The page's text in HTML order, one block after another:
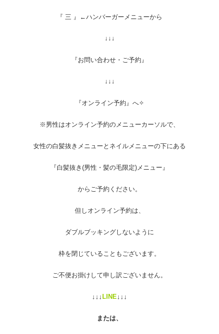
『 三 』←ハンバーガーメニューから
↓↓↓
『お問い合わせ・ご予約』
↓↓↓
『オンライン予約』へ✧︎
※男性はオンライン予約のメニューカーソルで、
女性の白髪抜きメニューとネイルメニューの下にある
『白髪抜き(男性・髪の毛限定)メニュー』
からご予約ください。
但しオンライン予約は、
ダブルブッキングしないように
枠を閉じていることもございます。
ご不便お掛けして申し訳ございません。
↓↓↓ LINE↓↓↓
または、